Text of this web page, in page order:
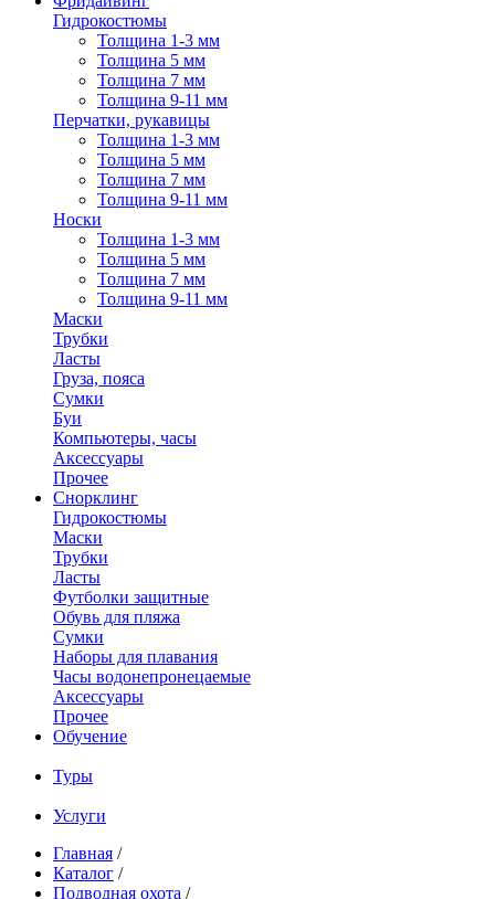
Гидрокостюмы
Толщина 1-3 мм
Толщина 5 мм
Толщина 7 мм
Толщина 9-11 мм
Перчатки, рукавицы
Толщина 1-3 мм
Толщина 5 мм
Толщина 7 мм
Толщина 9-11 мм
Носки
Толщина 1-3 мм
Толщина 5 мм
Толщина 7 мм
Толщина 9-11 мм
Маски
Трубки
Ласты
Груза, пояса
Сумки
Буи
Компьютеры, часы
Аксессуары
Прочее
Снорклинг
Гидрокостюмы
Маски
Трубки
Ласты
Футболки защитные
Обувь для пляжа
Сумки
Наборы для плавания
Часы водонепронецаемые
Аксессуары
Прочее
Обучение
Туры
Услуги
Главная /
Каталог /
Подводная охота /